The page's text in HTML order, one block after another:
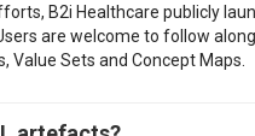
B2i Healthcare publicly
are welcome to follow
Sets and Concept Maps.